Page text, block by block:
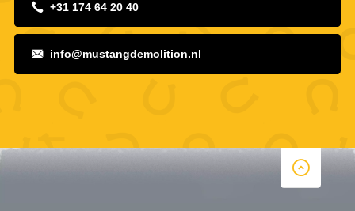
+31 174 64 20 40
info@mustangdemolition.nl